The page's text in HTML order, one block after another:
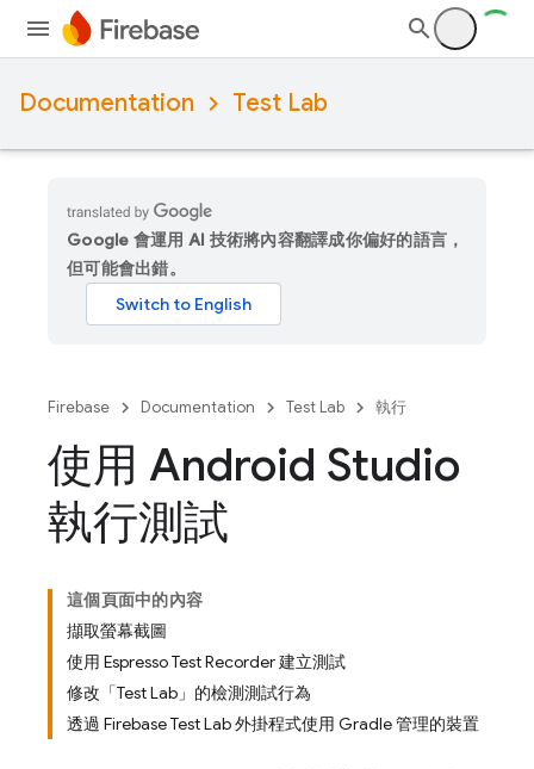
Documentation Test Lab
Google 會運用 AI 技術將內容翻譯成你偏好的語言，
但可能會出錯。
Firebase Documentation Test Lab 執行
使用 Android Studio
執行測試
這個頁面中的內容
擷取螢幕截圖
使用 Espresso Test Recorder 建立測試
修改「Test Lab」的檢測測試行為
透過 Firebase Test Lab 外掛程式使用 Gradle 管理的裝置